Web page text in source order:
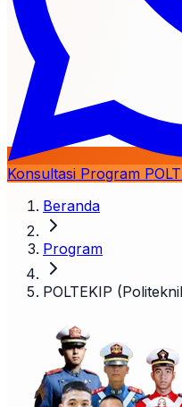
Konsultasi Program
Beranda
Program
POLTEKIP